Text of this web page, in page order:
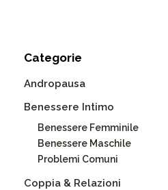
Categorie
Andropausa
Benessere Intimo
Benessere Femminile
Benessere Maschile
Problemi Comuni
Coppia & Relazioni